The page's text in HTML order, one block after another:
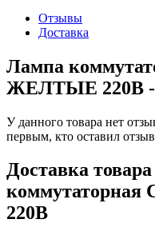
Отзывы
Доставка
Лампа
ЖЕЛТЫЕ 220В -
У данного товара нет
первым, кто оставил
Доставка
220В